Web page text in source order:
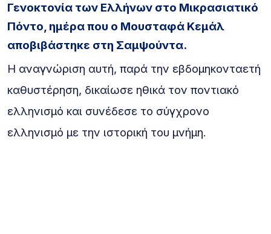
Γενοκτονία των Ελλήνων στο Μικρασιατικό
Πόντο, ημέρα που ο Μουσταφά Κεμάλ
αποβιβάστηκε στη Σαμψούντα.
Η αναγνώριση αυτή, παρά την εβδομηκονταετή
καθυστέρηση, δικαίωσε ηθικά τον ποντιακό
ελληνισμό και συνέδεσε το σύγχρονο
ελληνισμό με την ιστορική του μνήμη.